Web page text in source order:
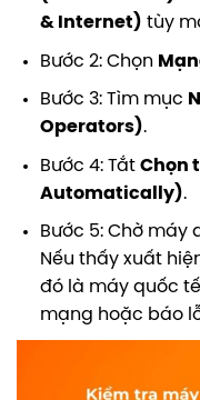
& Internet) tùy
Bước 2: Chọn
Bước 3: Tìm mục
Operators).
Bước 4: Tắt Chọn
Automatically).
Bước 5: Chờ máy
Nếu thấy xuất
đó là máy quốc
mạng hoặc báo